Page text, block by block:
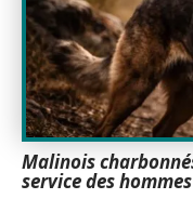
Malinois
service des hommes